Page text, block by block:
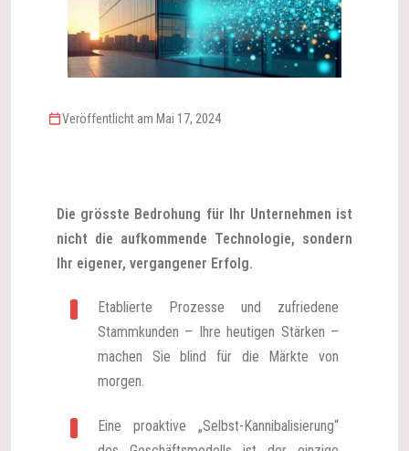
Veröffentlicht am Mai 17, 2024
Die grösste Bedrohung für Ihr Unternehmen ist
nicht die aufkommende Technologie, sondern
Ihr eigener, vergangener Erfolg.
Etablierte Prozesse und zufriedene
Stammkunden – Ihre heutigen Stärken –
machen Sie blind für die Märkte von
morgen.
Eine proaktive „Selbst-Kannibalisierung“